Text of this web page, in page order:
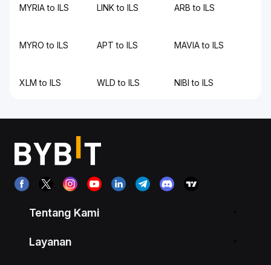
MYRIA to ILS LINK to ILS ARB to ILS
MYRO to ILS APT to ILS MAVIA to ILS
XLM to ILS WLD to ILS NIBI to ILS
Tentang Kami
Layanan